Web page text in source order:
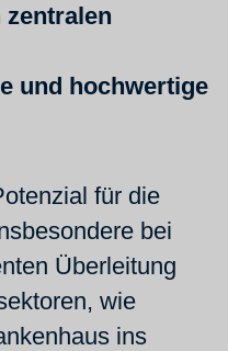
zentralen
und hochwertige
für die
bei
Überleitung
wie
ins